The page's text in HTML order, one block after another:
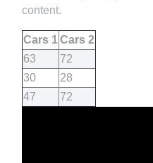
content.
Cars 1Cars 2
63
72
30
28
47
72